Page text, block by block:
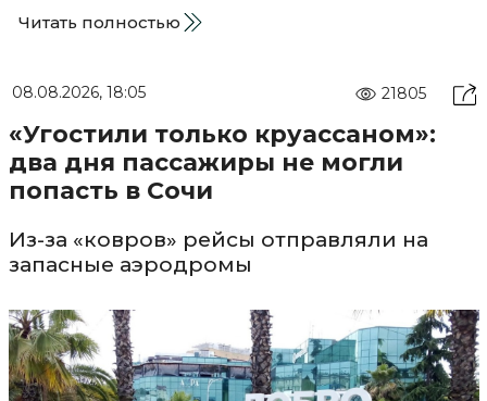
Читать полностью
08.08.2026, 18:05 21805
«Угостили только круассаном»:
два дня пассажиры не могли
попасть в Сочи
Из-за «ковров» рейсы отправляли на
запасные аэродромы